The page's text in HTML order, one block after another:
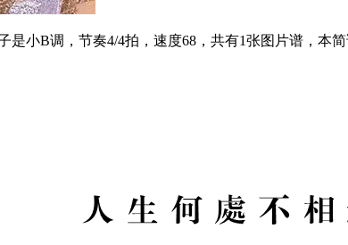
小B调，节奏4/4拍，速度68，共有1张图片谱，本